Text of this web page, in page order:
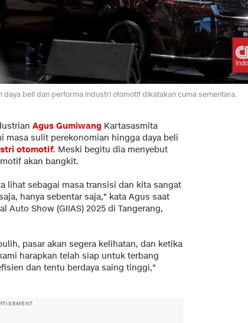
beli dan performa industri otomotif dikatakan cuma sementara.
Agus Gumiwang Kartasasmita
masa sulit perekonomian hingga daya beli
otomotif. Meski begitu dia menyebut
akan bangkit.
lihat sebagai masa transisi dan kita sangat
hanya sebentar saja," kata Agus saat
Auto Show (GIIAS) 2025 di Tangerang,
pasar akan segera kelihatan, dan ketika
harapkan telah siap untuk terbang
dan tentu berdaya saing tinggi,"